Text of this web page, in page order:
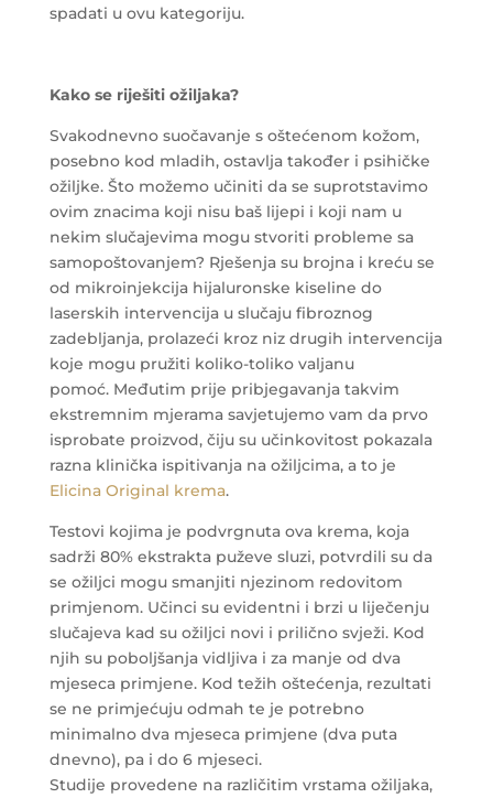
spadati u ovu kategoriju.
Kako se riješiti ožiljaka?
Svakodnevno suočavanje s oštećenom kožom,
posebno kod mladih, ostavlja također i psihičke
ožiljke. Što možemo učiniti da se suprotstavimo
ovim znacima koji nisu baš lijepi i koji nam u
nekim slučajevima mogu stvoriti probleme sa
samopoštovanjem? Rješenja su brojna i kreću se
od mikroinjekcija hijaluronske kiseline do
laserskih intervencija u slučaju fibroznog
zadebljanja, prolazeći kroz niz drugih intervencija
koje mogu pružiti koliko-toliko valjanu
pomoć. Međutim prije pribjegavanja takvim
ekstremnim mjerama savjetujemo vam da prvo
isprobate proizvod, čiju su učinkovitost pokazala
razna klinička ispitivanja na ožiljcima, a to je
Elicina Original krema.
Testovi kojima je podvrgnuta ova krema, koja
sadrži 80% ekstrakta puževe sluzi, potvrdili su da
se ožiljci mogu smanjiti njezinom redovitom
primjenom. Učinci su evidentni i brzi u liječenju
slučajeva kad su ožiljci novi i prilično svježi. Kod
njih su poboljšanja vidljiva i za manje od dva
mjeseca primjene. Kod težih oštećenja, rezultati
se ne primjećuju odmah te je potrebno
minimalno dva mjeseca primjene (dva puta
dnevno), pa i do 6 mjeseci.
Studije provedene na različitim vrstama ožiljaka,